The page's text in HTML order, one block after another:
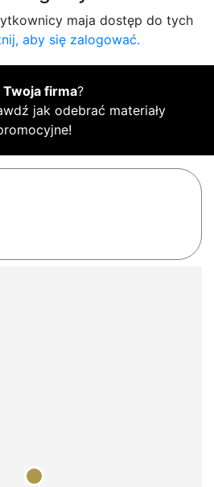
maja dostęp do tych
aby się zalogować.
Twoja firma?
jak odebrać materiały